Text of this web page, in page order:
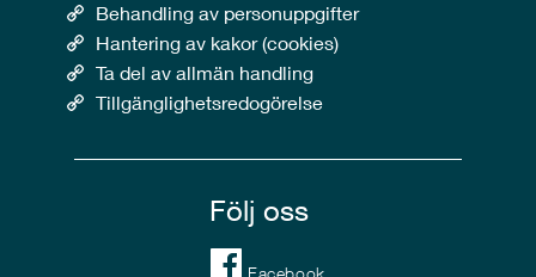
Behandling av personuppgifter
Hantering av kakor (cookies)
Ta del av allmän handling
Tillgänglighetsredogörelse
Följ oss
Facebook